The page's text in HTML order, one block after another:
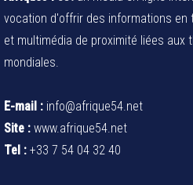
vocation d'offrir des informations en
et multimédia de proximité liées aux
mondiales.
E-mail : info@afrique54.net
Site : www.afrique54.net
Tel : +33 7 54 04 32 40